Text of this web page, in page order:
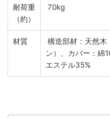
耐荷重
（約）
70kg
材質
構造部材：天然木
ン）、カバー：綿
エステル35%